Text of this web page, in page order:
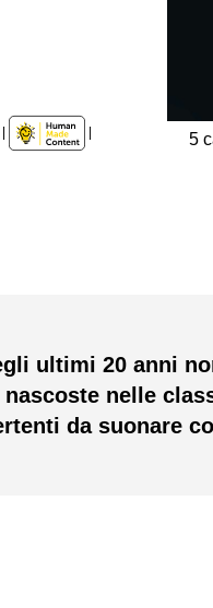
5
ultimi 20 anni
nelle
da suonare